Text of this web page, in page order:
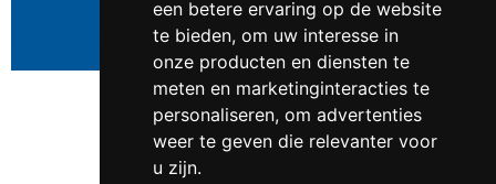
een betere ervaring op de website
te bieden, om uw interesse in
onze producten en diensten te
meten en marketinginteracties te
personaliseren, om advertenties
weer te geven die relevanter voor
u zijn.
Update cookies preferences
https://www.healthpower.nl/images/logos/healthpower.jpg
Rated4.3/ 5 based on24reviews.